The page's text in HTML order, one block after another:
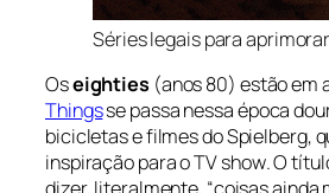
Séries legais para
Oseighties(anos 80) estão em
Thingsse passa nessa época
bicicletas e filmes do Spielberg,
inspiração para oTV show. O